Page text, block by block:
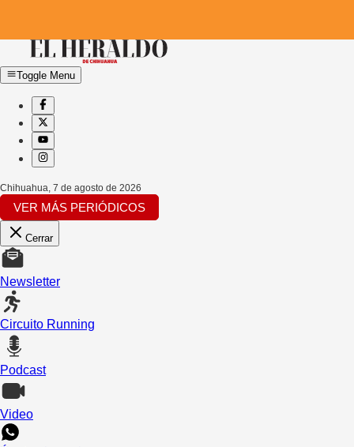
Toggle Menu
Chihuahua 7 de agosto de 2026
VER MÁS PERIÓDICOS
Cerrar
Newsletter
Circuito Running
Podcast
Video